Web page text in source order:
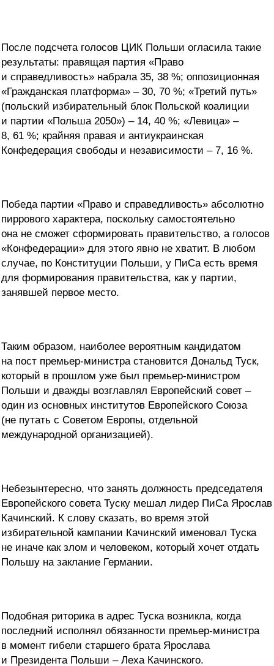
После подсчета голосов ЦИК Польши огласила такие
результаты: правящая партия «Право
и справедливость» набрала 35, 38 %; оппозиционная
«Гражданская платформа» – 30, 70 %; «Третий путь»
(польский избирательный блок Польской коалиции
и партии «Польша 2050») – 14, 40 %; «Левица» –
8, 61 %; крайняя правая и антиукраинская
Конфедерация свободы и независимости – 7, 16 %.
Победа партии «Право и справедливость» абсолютно
пиррового характера, поскольку самостоятельно
она не сможет сформировать правительство, а голосов
«Конфедерации» для этого явно не хватит. В любом
случае, по Конституции Польши, у ПиСа есть время
для формирования правительства, как у партии,
занявшей первое место.
Таким образом, наиболее вероятным кандидатом
на пост премьер-министра становится Дональд Туск,
который в прошлом уже был премьер-министром
Польши и дважды возглавлял Европейский совет –
один из основных институтов Европейского Союза
(не путать с Советом Европы, отдельной
международной организацией).
Небезынтересно, что занять должность председателя
Европейского совета Туску мешал лидер ПиСа Ярослав
Качинский. К слову сказать, во время этой
избирательной кампании Качинский именовал Туска
не иначе как злом и человеком, который хочет отдать
Польшу на заклание Германии.
Подобная риторика в адрес Туска возникла, когда
последний исполнял обязанности премьер-министра
в момент гибели старшего брата Ярослава
и Президента Польши – Леха Качинского.